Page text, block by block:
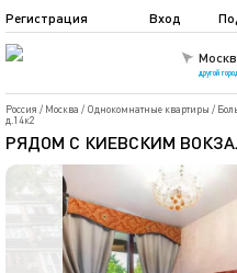
другой город
Регистрация Вход
Россия / Москва / Однокомнатные квартиры /
д.14к2
РЯДОМ С КИЕВСКИМ